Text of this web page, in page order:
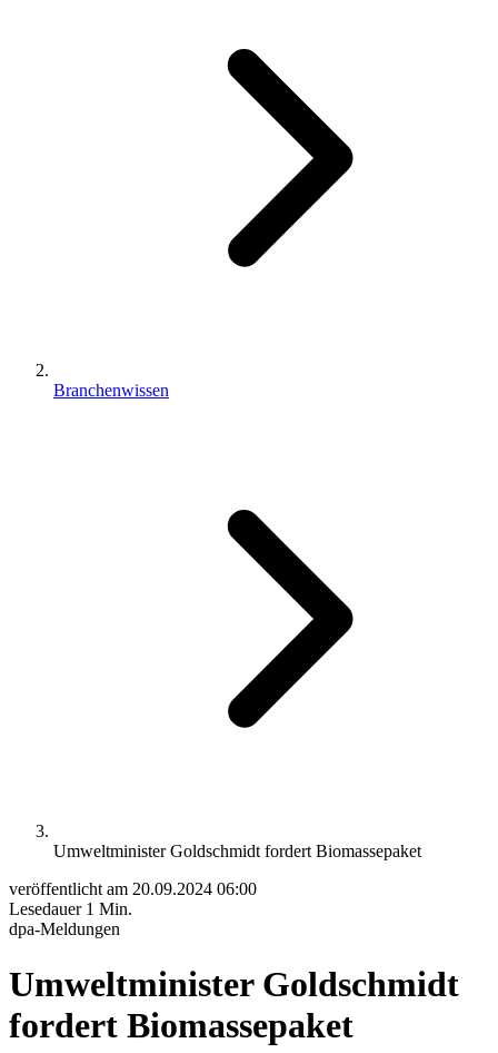
Branchenwissen
Umweltminister Goldschmidt fordert Biomassepaket
veröffentlicht am 20.09.2024 06:00
Lesedauer 1 Min.
dpa-Meldungen
Umweltminister Goldschmidt
fordert Biomassepaket